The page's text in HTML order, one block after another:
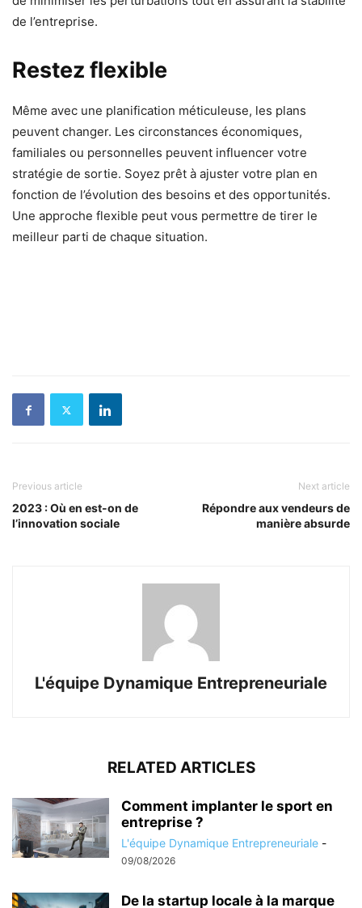
de l’entreprise.
Restez flexible
Même avec une planification méticuleuse, les plans
peuvent changer. Les circonstances économiques,
familiales ou personnelles peuvent influencer votre
stratégie de sortie. Soyez prêt à ajuster votre plan en
fonction de l’évolution des besoins et des opportunités.
Une approche flexible peut vous permettre de tirer le
meilleur parti de chaque situation.
Previous article
2023 : Où en est-on de
l’innovation sociale
Next article
Répondre aux vendeurs de
manière absurde
L'équipe Dynamique Entrepreneuriale
RELATED ARTICLES
Comment implanter le sport en
entreprise ?
L'équipe Dynamique Entrepreneuriale -
09/08/2026
De la startup locale à la marque